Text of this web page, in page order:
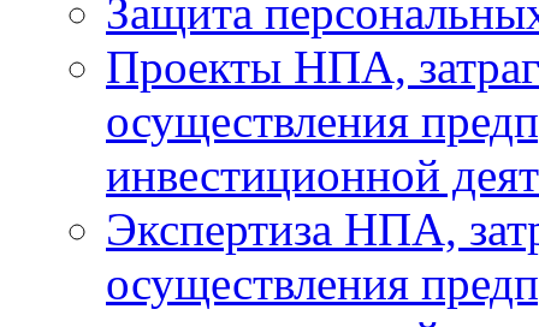
Защита
Проекты НПА,
осуществления
инвестиционной
Экспертиза НПА,
осуществления